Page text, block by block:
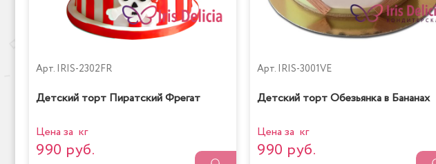
Арт. IRIS-2302FR
Детский торт Пиратский Фрегат
Цена за кг
990 руб.
Арт. IRIS-3001VE
Детский торт Обезьянка в Бананах
Цена за кг
990 руб.